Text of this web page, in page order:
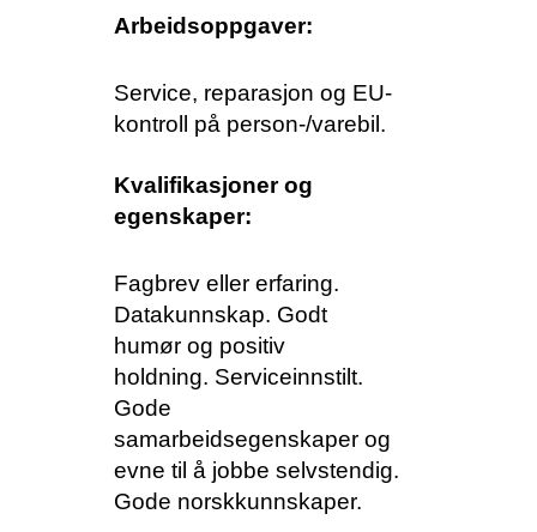
Arbeidsoppgaver:
Service, reparasjon og EU-
kontroll på person-/varebil.
Kvalifikasjoner og
egenskaper:
Fagbrev eller erfaring.
Datakunnskap. Godt
humør og positiv
holdning. Serviceinnstilt.
Gode
samarbeidsegenskaper og
evne til å jobbe selvstendig.
Gode norskkunnskaper.